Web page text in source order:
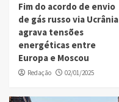
Fim do acordo de envio
de gás russo via Ucrânia
agrava tensões
energéticas entre
Europa e Moscou
Redação 02/01/2025